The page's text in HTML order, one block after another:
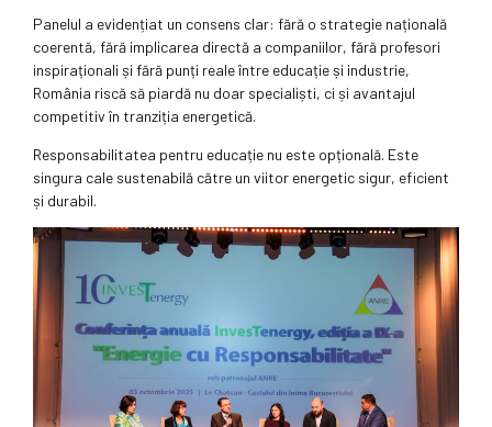
Panelul a evidențiat un consens clar: fără o strategie națională
coerentă, fără implicarea directă a companiilor, fără profesori
inspiraționali și fără punți reale între educație și industrie,
România riscă să piardă nu doar specialiști, ci și avantajul
competitiv în tranziția energetică.
Responsabilitatea pentru educație nu este opțională. Este
singura cale sustenabilă către un viitor energetic sigur, eficient
și durabil.